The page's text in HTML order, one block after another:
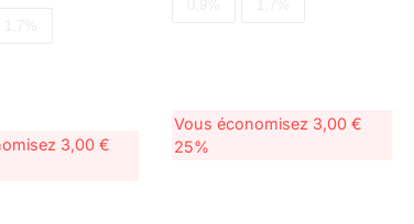
3,00 €
Vous économisez 3,00€
25%